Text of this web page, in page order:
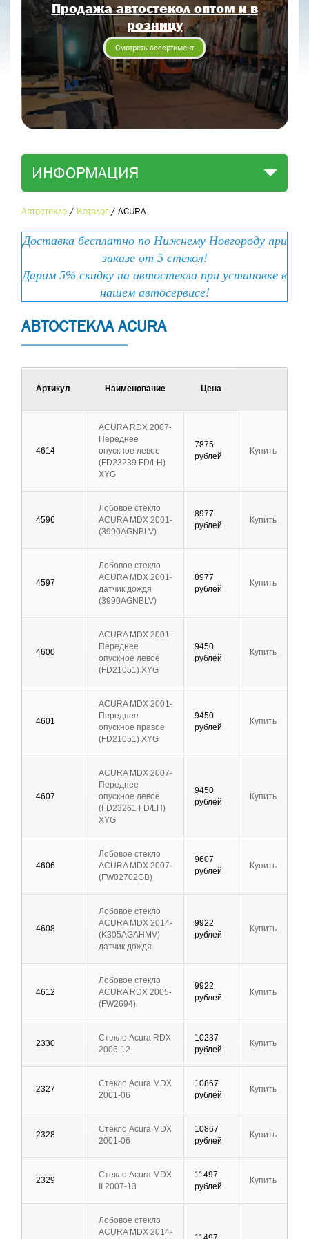
Продажа автостекол оптом и в
розницу
Смотреть ассортимент
ИНФОРМАЦИЯ
Автостекло / Каталог / ACURA
Доставка бесплатно по Нижнему Новгороду при
заказе от 5 стекол!
Дарим 5% скидку на автостекла при установке в
нашем автосервисе!
АВТОСТЕКЛА ACURA
Артикул Наименование Цена
4614
ACURA RDX 2007-
Переднее
опускное левое
(FD23239 FD/LH)
XYG
7875
рублей
Купить
4596
Лобовое стекло
ACURA MDX 2001-
(3990AGNBLV)
8977
рублей
Купить
4597
Лобовое стекло
ACURA MDX 2001-
датчик дождя
(3990AGNBLV)
8977
рублей
Купить
4600
ACURA MDX 2001-
Переднее
опускное левое
(FD21051) XYG
9450
рублей
Купить
4601
ACURA MDX 2001-
Переднее
опускное правое
(FD21051) XYG
9450
рублей
Купить
4607
ACURA MDX 2007-
Переднее
опускное левое
(FD23261 FD/LH)
XYG
9450
рублей
Купить
4606
Лобовое стекло
ACURA MDX 2007-
(FW02702GB)
9607
рублей
Купить
4608
Лобовое стекло
ACURA MDX 2014-
(K305AGAHMV)
датчик дождя
9922
рублей
Купить
4612
Лобовое стекло
AСURA RDX 2005-
(FW2694)
9922
рублей
Купить
2330
Стекло Acura RDX
2006-12
10237
рублей
Купить
2327
Стекло Acura MDX
2001-06
10867
рублей
Купить
2328
Стекло Acura MDX
2001-06
10867
рублей
Купить
2329
Стекло Acura MDX
II 2007-13
11497
рублей
Купить
Лобовое стекло
ACURA MDX 2014-
Отправить
Отправить заявку